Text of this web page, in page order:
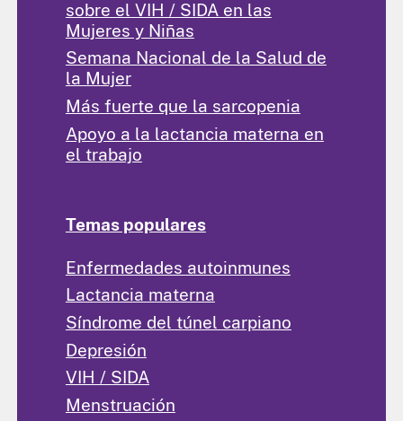
sobre el VIH / SIDA en las
Mujeres y Niñas
Semana Nacional de la Salud de
la Mujer
Más fuerte que la sarcopenia
Apoyo a la lactancia materna en
el trabajo
Temas populares
Enfermedades autoinmunes
Lactancia materna
Síndrome del túnel carpiano
Depresión
VIH / SIDA
Menstruación